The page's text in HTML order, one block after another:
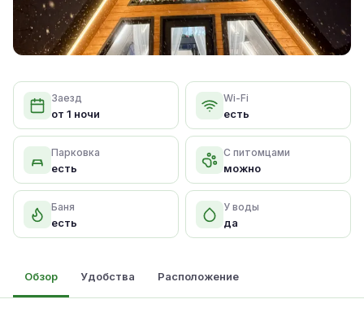
Заезд
от 1 ночи
Wi-Fi
есть
Парковка
есть
С питомцами
можно
Баня
есть
У воды
да
Обзор Удобства Расположение